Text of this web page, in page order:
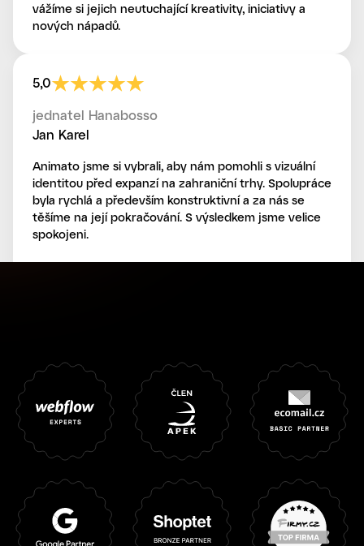
vážíme si jejich neutuchající kreativity, iniciativy a
nových nápadů.
5,0
jednatel Hanabosso
Jan Karel
Animato jsme si vybrali, aby nám pomohli s vizuální
identitou před expanzí na zahraniční trhy. Spolupráce
byla rychlá a především konstruktivní a za nás se
těšíme na její pokračování. S výsledkem jsme velice
spokojeni.